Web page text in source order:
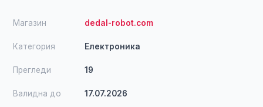
Магазин dedal-robot.com
Категория Електроника
Прегледи 19
Валидна до 17.07.2026